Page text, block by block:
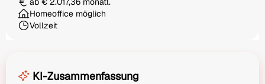
Gehalt
Homeoffice möglich
Beschäftigungsart
Vollzeit
KI-Zusammenfassung